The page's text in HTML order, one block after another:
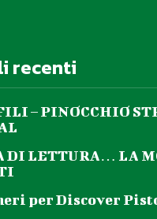
recenti
– PINOCCHIO
DI LETTURA… LA
per Discover